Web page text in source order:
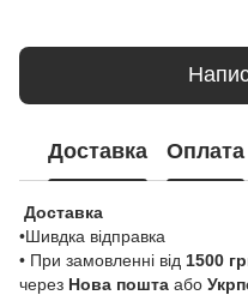
Доставка Оплата
Доставка
•Шивдка відправка
• При замовленні від 1500
через Нова пошта або